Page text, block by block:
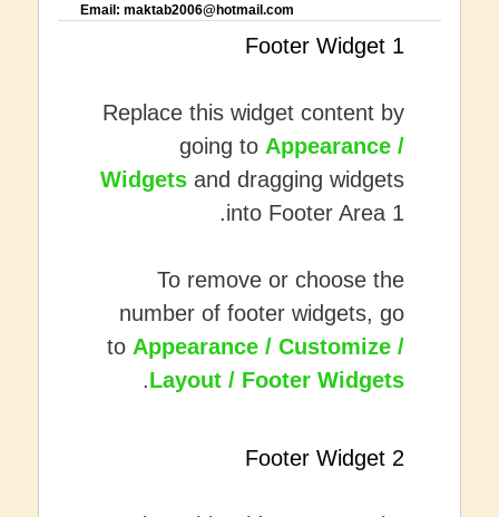
Email:maktab2006@hotmail.com
Footer Widget 1
Replace this widget content by
going to Appearance /
Widgets and dragging widgets
into Footer Area 1.
To remove or choose the
number of footer widgets, go
to Appearance / Customize /
Layout / Footer Widgets
.
Footer Widget 2